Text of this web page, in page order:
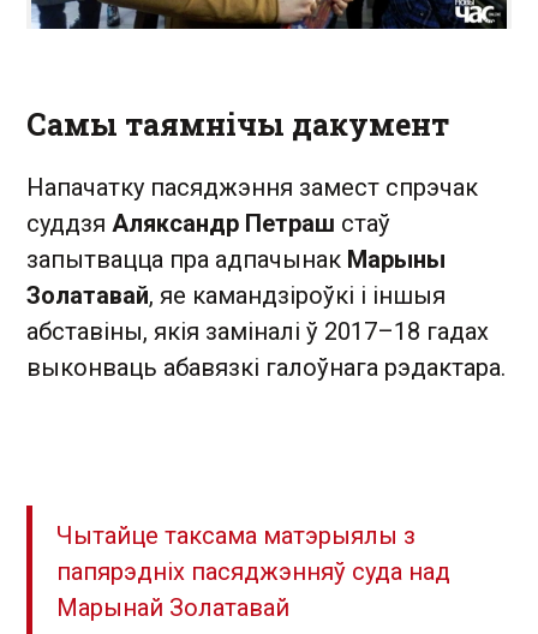
Самы таямнічы дакумент
Напачатку пасяджэння замест спрэчак
суддзя Аляксандр Петраш стаў
запытвацца пра адпачынак Марыны
Золатавай, яе камандзіроўкі і іншыя
абставіны, якія заміналі ў 2017– 18 гадах
выконваць абавязкі галоўнага рэдактара.
Чытайце таксама матэрыялы з
папярэдніх пасяджэнняў суда над
Марынай Золатавай